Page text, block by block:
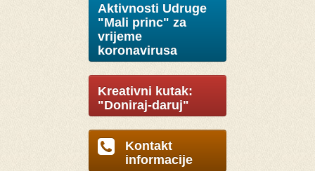
Aktivnosti Udruge
"Mali princ" za
vrijeme
koronavirusa
Kreativni kutak:
"Doniraj-daruj"
Kontakt
informacije